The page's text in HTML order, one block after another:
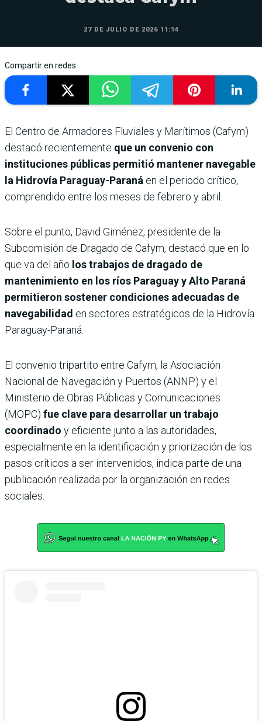
27 DE JULIO DE 2026 11:14
Compartir en redes
El Centro de Armadores Fluviales y Marítimos (Cafym)
destacó recientemente que un convenio con
instituciones públicas permitió mantener navegable
la Hidrovía Paraguay-Paraná en el periodo crítico,
comprendido entre los meses de febrero y abril.
Sobre el punto, David Giménez, presidente de la
Subcomisión de Dragado de Cafym, destacó que en lo
que va del año los trabajos de dragado de
mantenimiento en los ríos Paraguay y Alto Paraná
permitieron sostener condiciones adecuadas de
navegabilidad en sectores estratégicos de la Hidrovía
Paraguay-Paraná.
El convenio tripartito entre Cafym, la Asociación
Nacional de Navegación y Puertos (ANNP) y el
Ministerio de Obras Públicas y Comunicaciones
(MOPC) fue clave para desarrollar un trabajo
coordinado y eficiente junto a las autoridades,
especialmente en la identificación y priorización de los
pasos críticos a ser intervenidos, indica parte de una
publicación realizada por la organización en redes
sociales.